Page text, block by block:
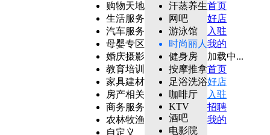
购物天地
生活服务
汽车服务
母婴专区
婚庆摄影
教育培训
家具建材
房产相关
商务服务
农林牧渔
自定义
汗蒸养生
网吧
游泳馆
时尚丽人
健身房
按摩推拿
足浴洗浴
咖啡厅
KTV
酒吧
电影院
首页
好店
入驻
我的
加载中...
首页
好店
入驻
招聘
我的